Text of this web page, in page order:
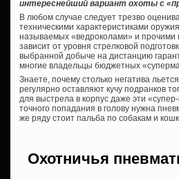
интереснейший вариант охоты с
В любом случае следует трезво
техническими характеристиками
называемых «ведроколами» и прочими
зависит от уровня стрелковой
выбранной добыче на дистанцию
многие владельцы бюджетных
Знаете, почему столько негатива
регулярно оставляют кучу подранков
для выстрела в корпус даже эти
точного попадания в голову нужна
же ряду стоит пальба по собакам и
Охотничья